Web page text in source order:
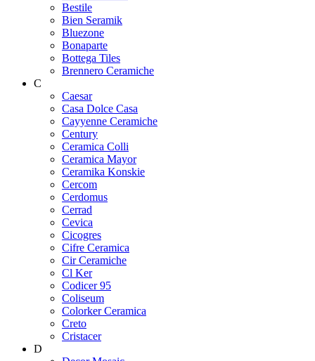
Bestile
Bien Seramik
Bluezone
Bonaparte
Bottega Tiles
Brennero Ceramiche
C
Caesar
Casa Dolce Casa
Cayyenne Ceramiche
Century
Ceramica Colli
Ceramica Mayor
Ceramika Konskie
Cercom
Cerdomus
Cerrad
Cevica
Cicogres
Cifre Ceramica
Cir Ceramiche
Cl Ker
Codicer 95
Coliseum
Colorker Ceramica
Creto
Cristacer
D